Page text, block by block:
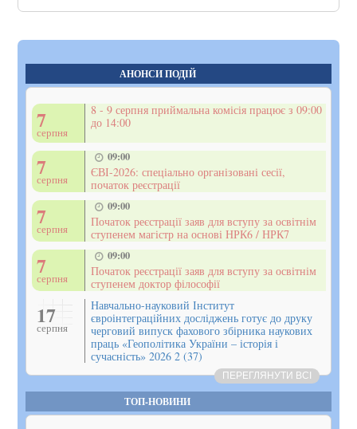
АНОНСИ ПОДІЙ
7
серпня
8 - 9 серпня приймальна комісія працює з 09:00
до 14:00
7
серпня
09:00
ЄВІ-2026: спеціально організовані сесії,
початок реєстрації
7
серпня
09:00
Початок реєстрації заяв для вступу за освітнім
ступенем магістр на основі НРК6 / НРК7
7
серпня
09:00
Початок реєстрації заяв для вступу за освітнім
ступенем доктор філософії
17
серпня
Навчально-науковий Інститут
євроінтеграційних досліджень готує до друку
черговий випуск фахового збірника наукових
праць «Геополітика України – історія і
сучасність» 2026 2 (37)
ПЕРЕГЛЯНУТИ ВСІ
ТОП-НОВИНИ